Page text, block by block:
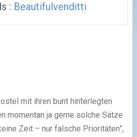
: Beautifulvenditti
mit ihren bunt hinterlegten
momentan ja gerne solche Sätze
Zeit – nur falsche Prioritäten”,